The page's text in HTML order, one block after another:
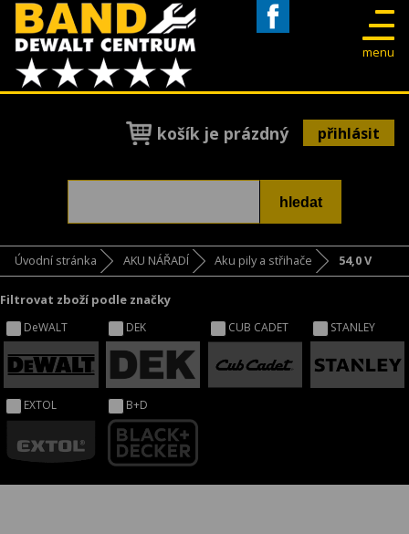
menu
košík je prázdný přihlásit
Úvodní stránka AKU NÁŘADÍ Aku pily a střihače 54,0 V
Filtrovat zboží podle značky
DeWALT DEK CUB CADET STANLEY
EXTOL B+D